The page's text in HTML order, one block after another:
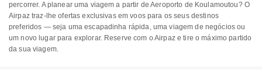
percorrer. A planear uma viagem a partir de Aeroporto de Koulamoutou? O
Airpaz traz-lhe ofertas exclusivas em voos para os seus destinos
preferidos — seja uma escapadinha rápida, uma viagem de negócios ou
um novo lugar para explorar. Reserve com o Airpaz e tire o máximo partido
da sua viagem.